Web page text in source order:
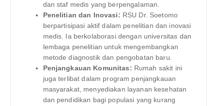
dan staf medis yang berpengalaman.
Penelitian dan Inovasi: RSU Dr. Soetomo
berpartisipasi aktif dalam penelitian dan inovasi
medis. Ia berkolaborasi dengan universitas dan
lembaga penelitian untuk mengembangkan
metode diagnostik dan pengobatan baru.
Penjangkauan Komunitas: Rumah sakit ini
juga terlibat dalam program penjangkauan
masyarakat, menyediakan layanan kesehatan
dan pendidikan bagi populasi yang kurang